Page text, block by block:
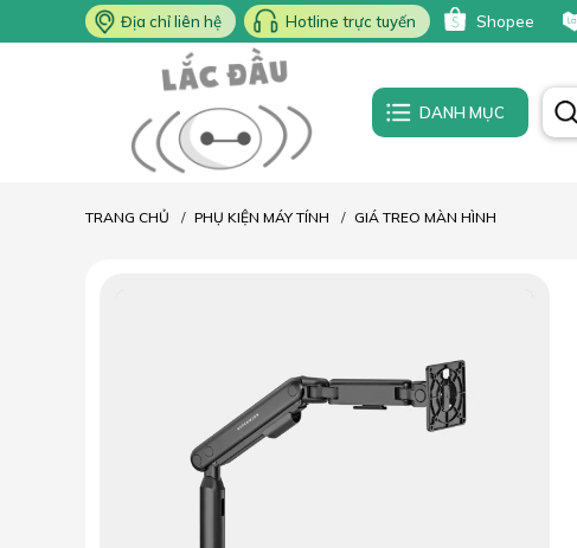
Địa chỉ liên hệ Hotline trực tuyến Shopee
DANH MỤC
TRANG CHỦ PHỤ KIỆN MÁY TÍNH GIÁ TREO MÀN HÌNH